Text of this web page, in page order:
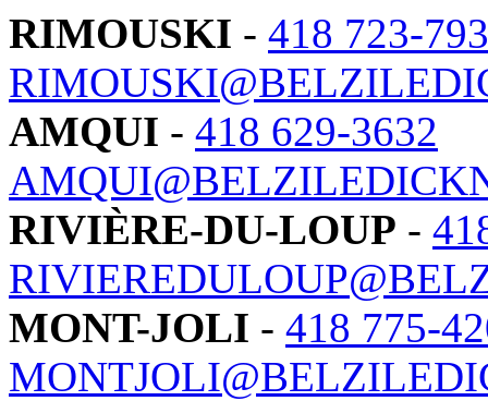
RIMOUSKI - 418 723-
AMQUI - 418 629-3632
RIVIÈRE-DU-LOUP -
MONT-JOLI - 418 775-